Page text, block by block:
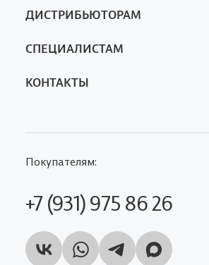
ДИСТРИБЬЮТОРАМ
СПЕЦИАЛИСТАМ
КОНТАКТЫ
Покупателям:
+7 (931) 975 86 26